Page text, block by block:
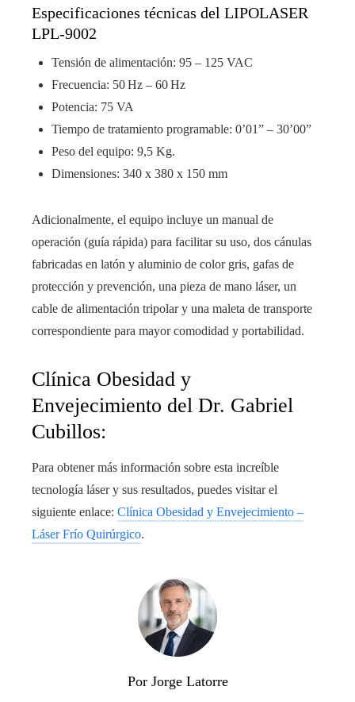
Especificaciones técnicas del LIPOLASER
LPL-9002
Tensión de alimentación: 95 – 125 VAC
Frecuencia: 50 Hz – 60 Hz
Potencia: 75 VA
Tiempo de tratamiento programable: 0’01” – 30’00”
Peso del equipo: 9,5 Kg.
Dimensiones: 340 x 380 x 150 mm
Adicionalmente, el equipo incluye un manual de
operación (guía rápida) para facilitar su uso, dos cánulas
fabricadas en latón y aluminio de color gris, gafas de
protección y prevención, una pieza de mano láser, un
cable de alimentación tripolar y una maleta de transporte
correspondiente para mayor comodidad y portabilidad.
Clínica Obesidad y
Envejecimiento del Dr. Gabriel
Cubillos:
Para obtener más información sobre esta increíble
tecnología láser y sus resultados, puedes visitar el
siguiente enlace: Clínica Obesidad y Envejecimiento –
Láser Frío Quirúrgico.
Por Jorge Latorre